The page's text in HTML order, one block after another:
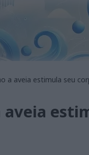
a aveia estimula seu
aveia